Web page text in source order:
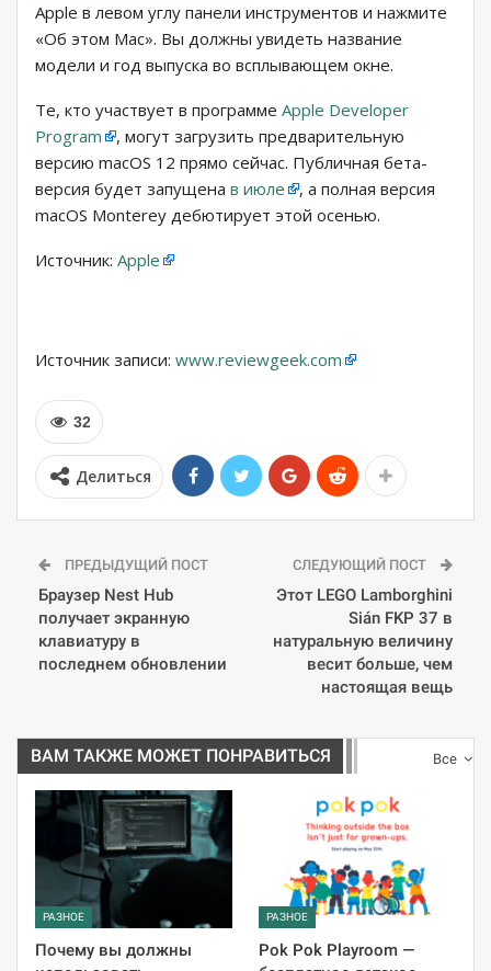
Apple в левом углу панели инструментов и нажмите
«Об этом Mac». Вы должны увидеть название
модели и год выпуска во всплывающем окне.
Те, кто участвует в программе Apple Developer
Program
, могут загрузить предварительную
версию macOS 12 прямо сейчас. Публичная бета-
версия будет запущена в июле
, а полная версия
macOS Monterey дебютирует этой осенью.
Источник: Apple
Источник записи: www.reviewgeek.com
32
Делиться
ПРЕДЫДУЩИЙ ПОСТ
Браузер Nest Hub
получает экранную
клавиатуру в
последнем обновлении
СЛЕДУЮЩИЙ ПОСТ
Этот LEGO Lamborghini
Sián FKP 37 в
натуральную величину
весит больше, чем
настоящая вещь
Все
ВАМ ТАКЖЕ МОЖЕТ ПОНРАВИТЬСЯ
РАЗНОЕ
Почему вы должны
РАЗНОЕ
Pok Pok Playroom —